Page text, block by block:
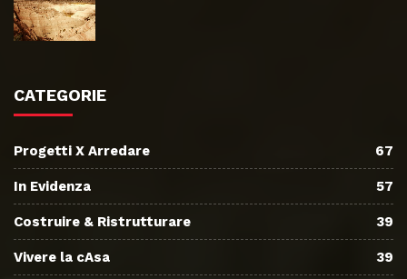
CATEGORIE
Progetti X Arredare 67
In Evidenza 57
Costruire & Ristrutturare 39
Vivere la cAsa 39